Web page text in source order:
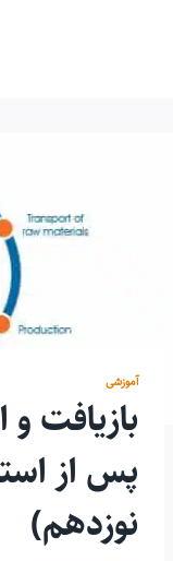
آموزشی
ﺑﺎزﯾﺎﻓﺖ و
ﭘﺲ از
نوزدهم)